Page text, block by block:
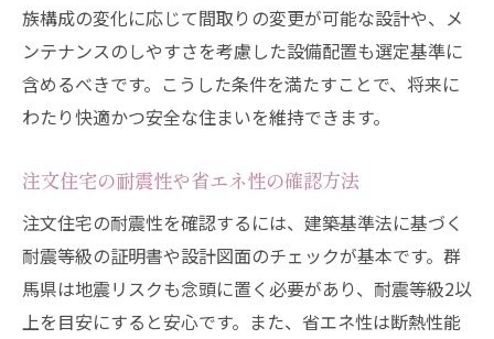
族構成の変化に応じて間取りの変更が可能な設計や、メ
ンテナンスのしやすさを考慮した設備配置も選定基準に
含めるべきです。こうした条件を満たすことで、将来に
わたり快適かつ安全な住まいを維持できます。
注文住宅の耐震性や省エネ性の確認方法
注文住宅の耐震性を確認するには、建築基準法に基づく
耐震等級の証明書や設計図面のチェックが基本です。群
馬県は地震リスクも念頭に置く必要があり、耐震等級2以
上を目安にすると安心です。また、省エネ性は断熱性能